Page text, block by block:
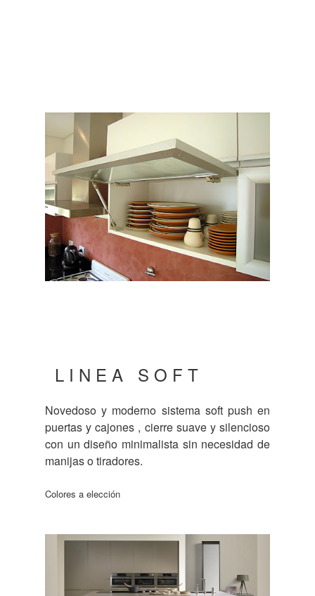
L I N E A S O F T
Novedoso y moderno sistema soft push en
puertas y cajones , cierre suave y silencioso
con un diseño minimalista sin necesidad de
manijas o tiradores.
Colores a elección